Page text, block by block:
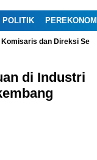
POLITIK
dan Direksi
di Industri